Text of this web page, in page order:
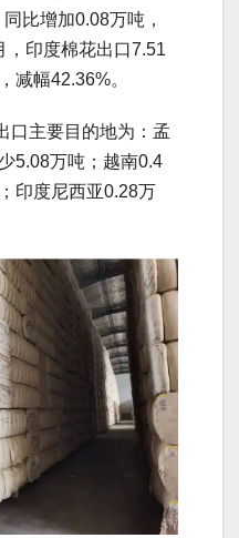
比增加0.08万吨，
，印度棉花出口7.51
减幅42.36%。
口主要目的地为：孟
5.08万吨；越南0.4
印度尼西亚0.28万